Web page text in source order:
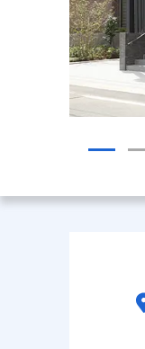
給与制度
スタッ